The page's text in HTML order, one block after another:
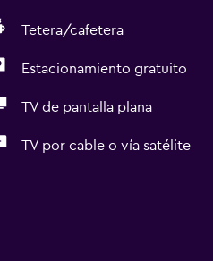
Tetera/cafetera
Estacionamiento gratuito
TV de pantalla plana
TV por cable o vía satélite